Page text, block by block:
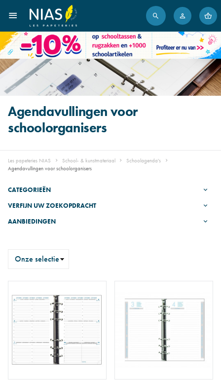
Agendavullingen voor
schoolorganisers
Les papeteries NIAS School- & kunstmateriaal
Schoolagenda's
Agendavullingen voor schoolorganisers
CATEGORIEËN
VERFIJN UW ZOEKOPDRACHT
AANBIEDINGEN